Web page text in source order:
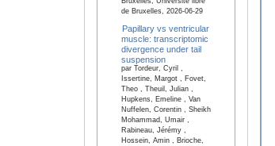
de Bruxelles, 2026-06-29
Papillary vs ventricular
muscle: transcriptomic
divergence under tail
suspension
par Tordeur, Cyril ,
Issertine, Margot , Fovet,
Theo , Theuil, Julian ,
Hupkens, Emeline , Van
Nuffelen, Corentin , Sheikh
Mohammad, Umair ,
Rabineau, Jérémy ,
Hossein, Amin , Brioche,